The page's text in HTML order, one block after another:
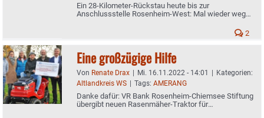
Ein 28-Kilometer-Rückstau heute bis zur
Anschlussstelle Rosenheim-West: Mal wieder wegen
2
Eine großzügige Hilfe
Von Renate Drax | Mi. 16.11.2022 - 14:01 | Kategorien:
Altlandkreis WS | Tags: AMERANG
Danke dafür: VR Bank Rosenheim-Chiemsee Stiftung
übergibt neuen Rasenmäher-Traktor für